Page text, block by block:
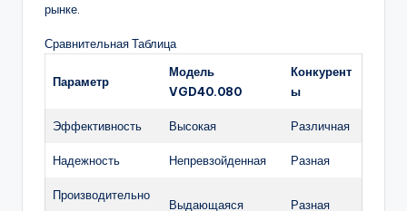
рынке.
Сравнительная Таблица
Параметр
Модель
VGD40.080
Конкурент
ы
Эффективность Высокая Различная
Надежность Непревзойденная Разная
Производительно
Выдающаяся Разная